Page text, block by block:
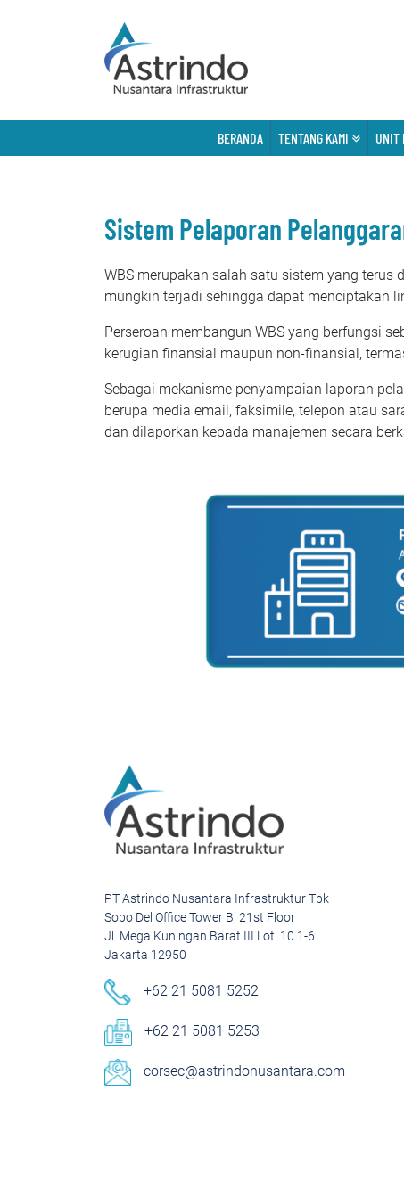
BERANDA TENTANG KAMI UNIT
Sistem Pelaporan
WBS merupakan salah satu sistem yang
mungkin terjadi sehingga dapat menciptakan
Perseroan membangun WBS yang berfungsi
kerugian finansial maupun non-finansial,
Sebagai mekanisme penyampaian laporan
berupa media email, faksimile, telepon atau
dan dilaporkan kepada manajemen secara
PT Astrindo Nusantara Infrastruktur Tbk
Sopo Del Office Tower B, 21st Floor
Jl. Mega Kuningan Barat III Lot. 10.1-6
Jakarta 12950
+62 21 5081 5252
+62 21 5081 5253
corsec@astrindonusantara.com